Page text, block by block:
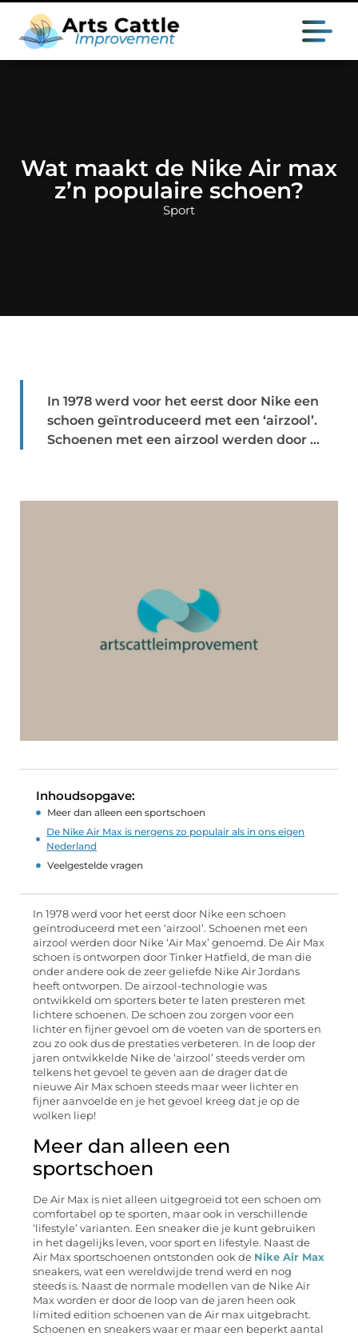
Wat maakt de Nike Air max
z’n populaire schoen?
Sport
In 1978 werd voor het eerst door Nike een
schoen geïntroduceerd met een ‘airzool’.
Schoenen met een airzool werden door ...
Inhoudsopgave:
Meer dan alleen een sportschoen
De Nike Air Max is nergens zo populair als in ons eigen
Nederland
Veelgestelde vragen
In 1978 werd voor het eerst door Nike een schoen
geïntroduceerd met een ‘airzool’. Schoenen met een
airzool werden door Nike ‘Air Max’ genoemd. De Air Max
schoen is ontworpen door Tinker Hatfield, de man die
onder andere ook de zeer geliefde Nike Air Jordans
heeft ontworpen. De airzool-technologie was
ontwikkeld om sporters beter te laten presteren met
lichtere schoenen. De schoen zou zorgen voor een
lichter en fijner gevoel om de voeten van de sporters en
zou zo ook dus de prestaties verbeteren. In de loop der
jaren ontwikkelde Nike de ‘airzool’ steeds verder om
telkens het gevoel te geven aan de drager dat de
nieuwe Air Max schoen steeds maar weer lichter en
fijner aanvoelde en je het gevoel kreeg dat je op de
wolken liep!
Meer dan alleen een
sportschoen
De Air Max is niet alleen uitgegroeid tot een schoen om
comfortabel op te sporten, maar ook in verschillende
‘lifestyle’ varianten. Een sneaker die je kunt gebruiken
in het dagelijks leven, voor sport en lifestyle. Naast de
Air Max sportschoenen ontstonden ook de Nike Air Max
sneakers, wat een wereldwijde trend werd en nog
steeds is. Naast de normale modellen van de Nike Air
Max worden er door de loop van de jaren heen ook
limited edition schoenen van de Air max uitgebracht.
Schoenen en sneakers waar er maar een beperkt aantal